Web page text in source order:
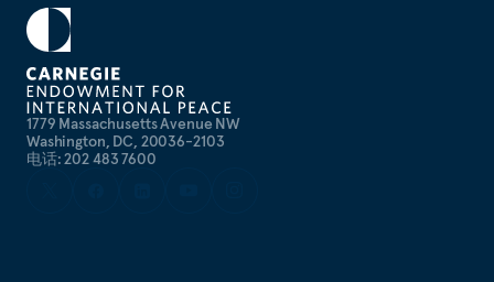
1779 Massachusetts Avenue NW
Washington, DC, 20036-2103
电话: 202 483 7600